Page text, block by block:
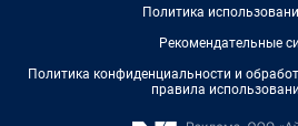
Политика
Рекомендательные
Политика конфиденциальности и
правила